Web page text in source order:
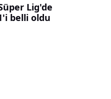
Lig'de
belli oldu